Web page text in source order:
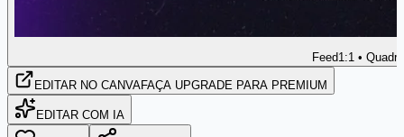
Feed1:1 •
EDITAR NO CANVAFAÇA UPGRADE PARA PREMIUM
EDITAR COM IA